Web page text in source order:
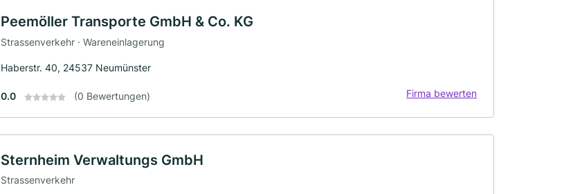
Peemöller Transporte GmbH & Co. KG
Strassenverkehr · Wareneinlagerung
Haberstr. 40, 24537 Neumünster
0.0 (0 Bewertungen) Firma bewerten
Sternheim Verwaltungs GmbH
Strassenverkehr